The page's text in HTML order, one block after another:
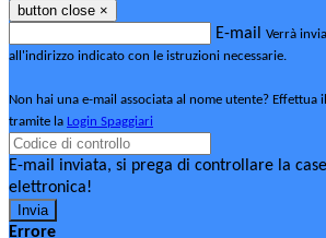
button close ×
E-mail Verrà
all'indirizzo indicato con le istruzioni necessarie.
Non hai una e-mail associata al nome utente? Effettua
tramite la Login Spaggiari
E-mail inviata, si prega di controllare la
elettronica!
Errore